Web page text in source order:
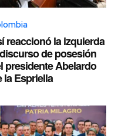
reaccionó la izquierda
de posesión
presidente Abelardo
la Espriella